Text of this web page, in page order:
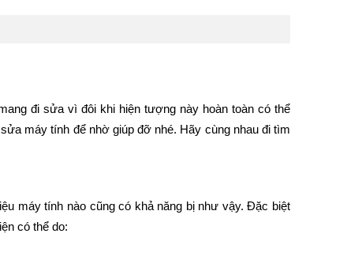
đi sửa vì đôi khi hiện tượng này hoàn toàn có thể
máy tính để nhờ giúp đỡ nhé. Hãy cùng nhau đi tìm
máy tính nào cũng có khả năng bị như vậy. Đặc biệt
có thể do: